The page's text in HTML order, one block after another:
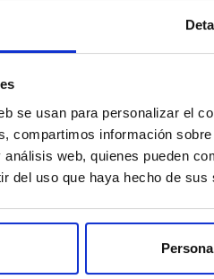
se usan para personalizar el
compartimos información
web, quienes pueden
del uso que haya hecho de sus